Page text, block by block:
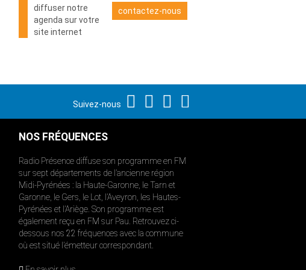
diffuser notre
agenda sur votre
site internet
contactez-nous
Suivez-nous
NOS FRÉQUENCES
Radio Présence diffuse son programme en FM
sur sept départements de l’ancienne région
Midi-Pyrénées : la Haute-Garonne, le Tarn et
Garonne, le Gers, le Lot, l’Aveyron, les Hautes-
Pyrénées et l’Ariège. Son programme est
également reçu en FM sur Pau. Retrouvez ci-
dessous nos 22 fréquences avec la commune
où est situé l’émetteur correspondant.